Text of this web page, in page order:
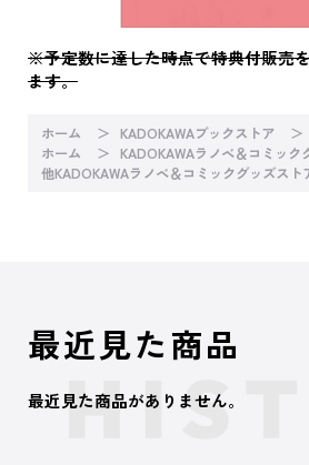
※予定数に達した時点で特典付販売
ます。
ホーム KADOKAWAブックストア
ホーム
KADOKAWAラノベ＆コミック
他KADOKAWAラノベ＆コミックグッズスト
最近見た商品
最近見た商品がありません。